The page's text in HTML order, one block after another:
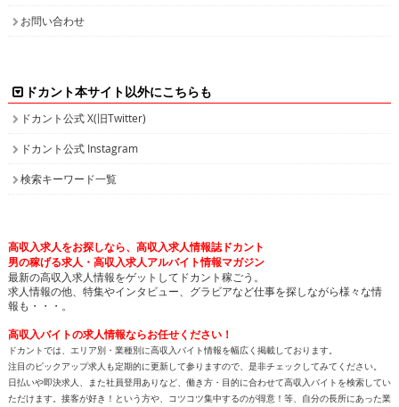
お問い合わせ
ドカント本サイト以外にこちらも
ドカント公式 X(旧Twitter)
ドカント公式 Instagram
検索キーワード一覧
高収入求人をお探しなら、高収入求人情報誌ドカント
男の稼げる求人・高収入求人アルバイト情報マガジン
最新の高収入求人情報をゲットしてドカント稼ごう。
求人情報の他、特集やインタビュー、グラビアなど仕事を探しながら様々な情
報も・・・。
高収入バイトの求人情報ならお任せください！
ドカントでは、エリア別・業種別に高収入バイト情報を幅広く掲載しております。
注目のピックアップ求人も定期的に更新して参りますので、是非チェックしてみてください。
日払いや即決求人、また社員登用ありなど、働き方・目的に合わせて高収入バイトを検索してい
ただけます。接客が好き！という方や、コツコツ集中するのが得意！等、自分の長所にあった業